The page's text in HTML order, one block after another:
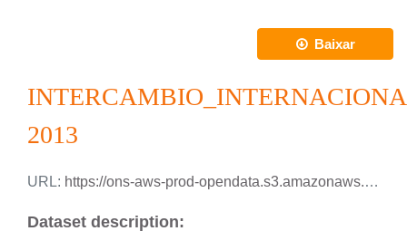
Baixar
2013
URL: https://ons-aws-prod-opendata.s3.amazonaws.com/dataset/intercambio_internacional_ho/INTERCAMBIO_INTERNACIONAL_2013.xlsx
Dataset description: